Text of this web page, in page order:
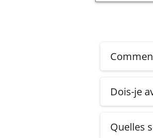
Une fois
Dois-je
Pas du
Quelles